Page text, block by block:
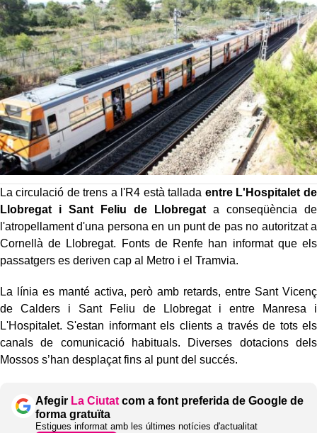
La circulació de trens a l'R4 està tallada entre L'Hospitalet de
Llobregat i Sant Feliu de Llobregata conseqüència de
l'atropellament d'una persona en un punt de pas no autoritzat a
Cornellà de Llobregat. Fonts de Renfe han informat que els
passatgers es deriven cap al Metro i el Tramvia.
La línia es manté activa, però amb retards, entre Sant Vicenç
de Calders i Sant Feliu de Llobregat i entre Manresa i
L'Hospitalet. S'estan informant els clients a través de tots els
canals de comunicació habituals. Diverses dotacions dels
Mossos s’han desplaçat fins al punt del succés.
Afegir La Ciutat com a font preferida de Google de
forma gratuïta
Estigues informat amb les últimes notícies d'actualitat